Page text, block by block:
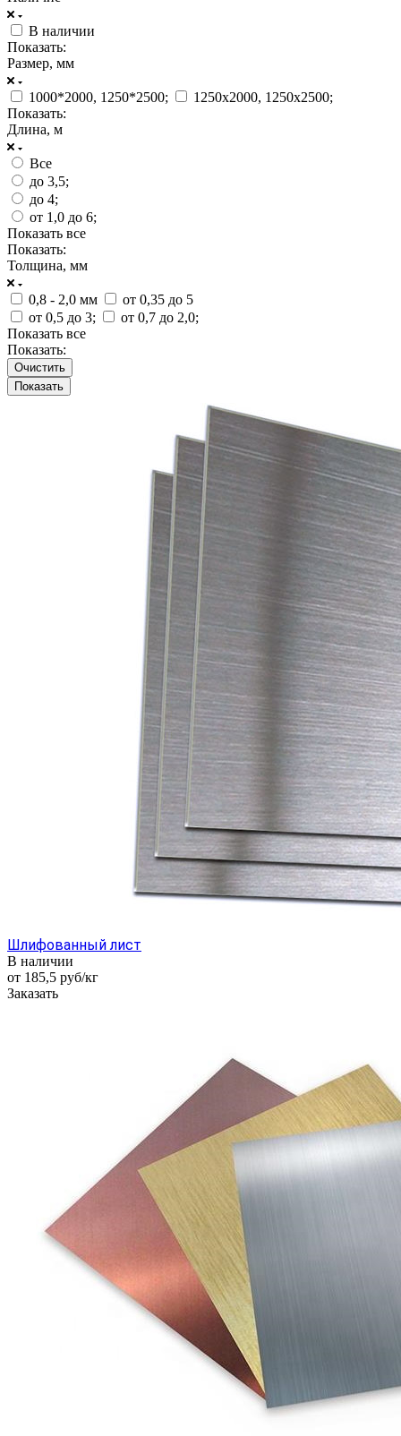
В наличии
Показать:
Размер, мм
1000*2000, 1250*2500;
1250х2000, 1250х2500;
Показать:
Длина, м
Все
до 3,5;
до 4;
от 1,0 до 6;
Показать все
Показать:
Толщина, мм
0,8 - 2,0 мм
от 0,35 до 5
от 0,5 до 3;
от 0,7 до 2,0;
Показать все
Показать:
Очистить
Шлифованный лист
В наличии
от 185,5 руб/кг
Заказать